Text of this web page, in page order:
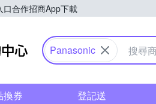
口合作招商App下載
Yahoo購物中心
Panasonic
換券 登記送